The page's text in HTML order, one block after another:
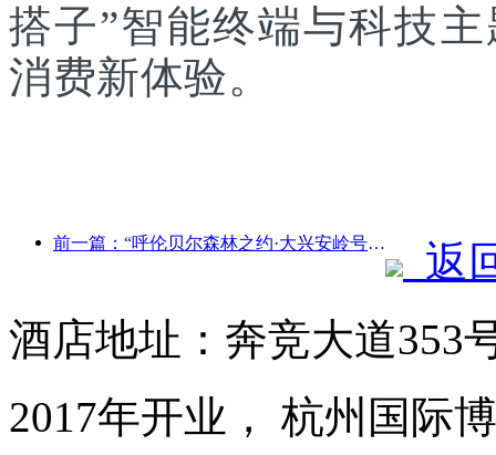
搭子”智能终端与科技
消费新体验。
前一篇：“呼伦贝尔森林之约·大兴安岭号--星光列车·天翼之旅”旅游专列首发
返
酒店地址：奔竞大道353
2017年开业， 杭州国